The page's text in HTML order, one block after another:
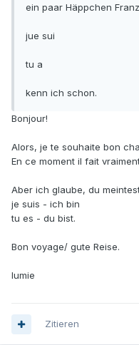
ein paar Häppchen
jue sui
tu a
kenn ich schon.
Bonjour!
Alors, je te souhaite bon
En ce moment il fait
Aber ich glaube, du
je suis - ich bin
tu es - du bist.
Bon voyage/ gute Reise.
lumie
Zitieren